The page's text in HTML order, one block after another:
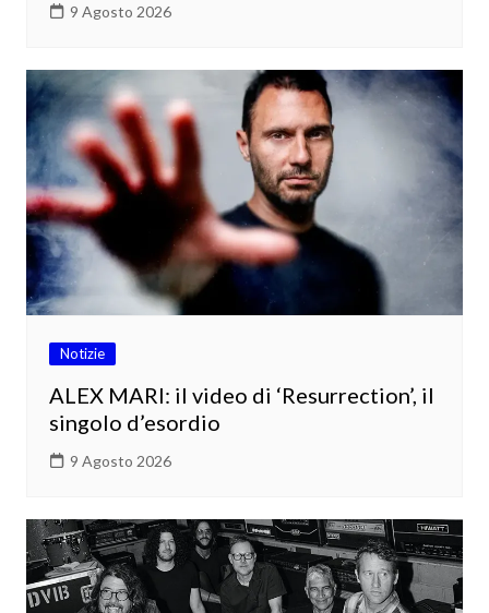
9 Agosto 2026
Notizie
ALEX MARI: il video di ‘Resurrection’, il
singolo d’esordio
9 Agosto 2026